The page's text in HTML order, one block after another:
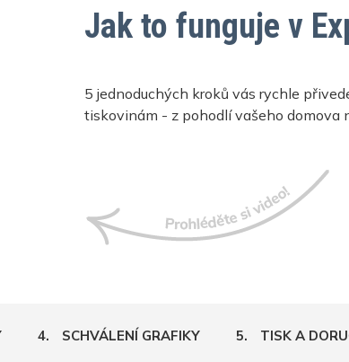
Jak to funguje v
5 jednoduchých kroků vás rychle
tiskovinám - z pohodlí vašeho domova
4. SCHVÁLENÍ GRAFIKY 5. TISK A